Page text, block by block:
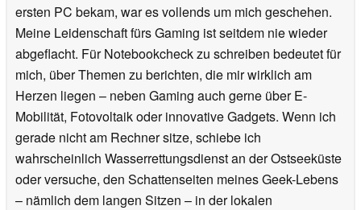
ersten PC bekam, war es vollends um mich geschehen.
Meine Leidenschaft fürs Gaming ist seitdem nie wieder
abgeflacht. Für Notebookcheck zu schreiben bedeutet für
mich, über Themen zu berichten, die mir wirklich am
Herzen liegen – neben Gaming auch gerne über E-
Mobilität, Fotovoltaik oder innovative Gadgets. Wenn ich
gerade nicht am Rechner sitze, schiebe ich
wahrscheinlich Wasserrettungsdienst an der Ostseeküste
oder versuche, den Schattenseiten meines Geek-Lebens
– nämlich dem langen Sitzen – in der lokalen